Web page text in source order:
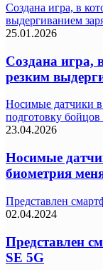
Создана игра, в
выдергиванием
25.01.2026
Создана игра,
резким
Носимые датчики в
подготовку
23.04.2026
Носимые
биометрия
Представлен
02.04.2024
Представлен
SE 5G